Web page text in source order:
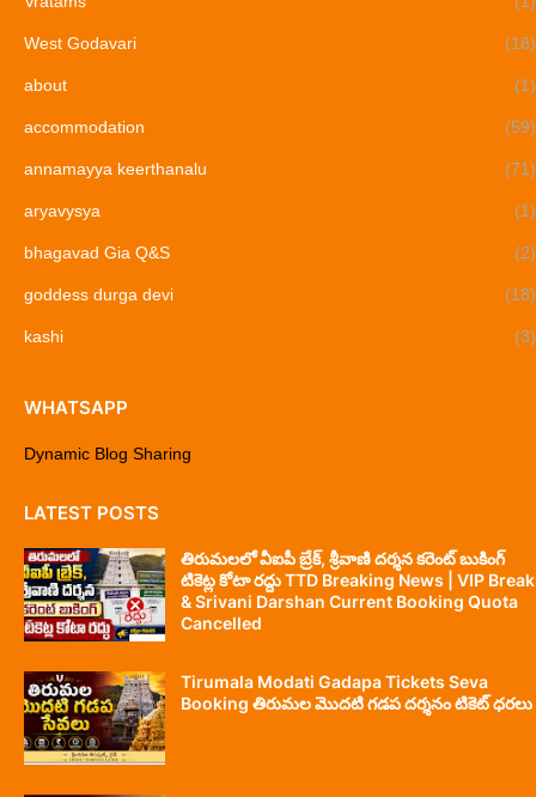
West Godavari (18)
about (1)
accommodation (59)
annamayya keerthanalu (71)
aryavysya (1)
bhagavad Gia Q&S (2)
goddess durga devi (18)
kashi (3)
WHATSAPP
Dynamic Blog Sharing
LATEST POSTS
తిరుమలలో వీఐపీ బ్రేక్, శ్రీవాణి దర్శన కరెంట్ బుకింగ్
టికెట్ల కోటా రద్దు TTD Breaking News | VIP Break
& Srivani Darshan Current Booking Quota
Cancelled
Tirumala Modati Gadapa Tickets Seva
Booking తిరుమల మొదటి గడప దర్శనం టికెట్ ధరలు